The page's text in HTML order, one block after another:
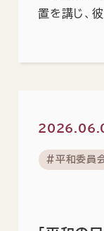
置を講じ、
#平和委員